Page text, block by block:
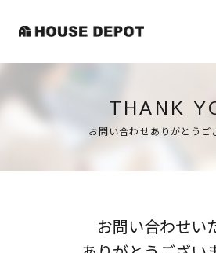
THANK
お問い合わせありがとうご
お問い合わせい